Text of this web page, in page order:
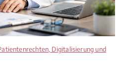
Digitalisierung und